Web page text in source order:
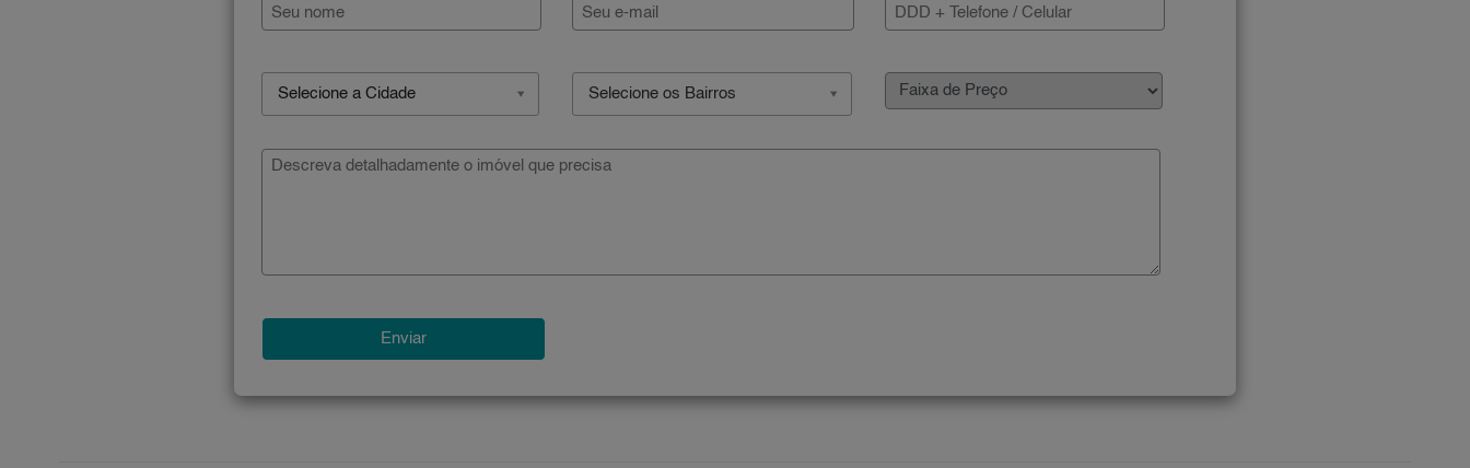
Selecione a Cidade Selecione os Bairros